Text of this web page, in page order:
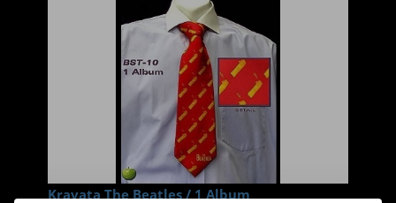
Kravata The Beatles / 1 Album